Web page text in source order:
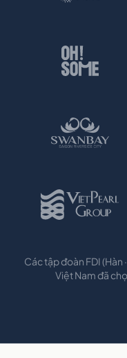
Các tập đoàn FDI (Hàn
Việt Nam đã